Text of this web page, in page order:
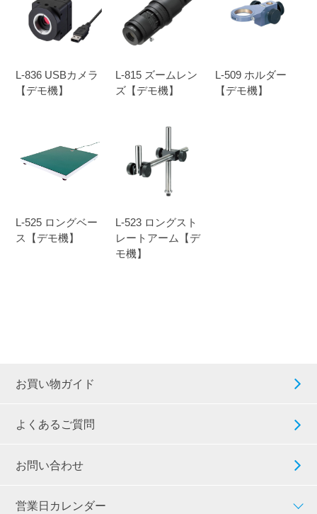
L-836 USBカメラ
【デモ機】
L-815 ズームレン
ズ【デモ機】
L-509 ホルダー
【デモ機】
L-525 ロングベー
ス【デモ機】
L-523 ロングスト
レートアーム【デ
モ機】
お買い物ガイド
よくあるご質問
お問い合わせ
営業日カレンダー